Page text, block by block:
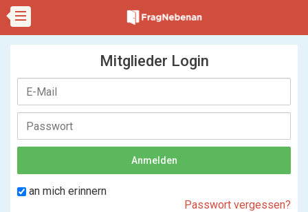
Mitglieder Login
an mich erinnern
Passwort vergessen?